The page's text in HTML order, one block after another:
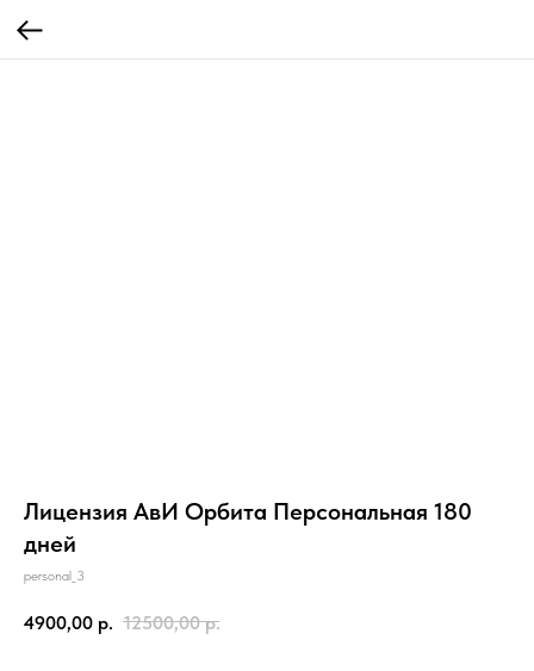
Лицензия АвИ Орбита Персональная 180
дней
personal_3
4900,00 р. 12500,00 р.